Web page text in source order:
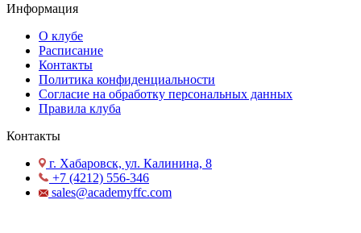
Информация
О клубе
Расписание
Контакты
Политика конфиденциальности
Согласие на обработку персональных данных
Правила клуба
Контакты
г. Хабаровск, ул. Калинина, 8
+7 (4212) 556-346
sales@academyffc.com